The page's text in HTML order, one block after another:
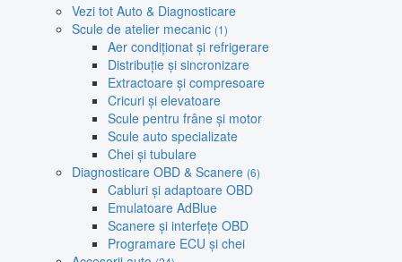
Vezi tot Auto & Diagnosticare
Scule de atelier mecanic (1)
Aer condiționat și refrigerare
Distribuție și sincronizare
Extractoare și compresoare
Cricuri și elevatoare
Scule pentru frâne și motor
Scule auto specializate
Chei și tubulare
Diagnosticare OBD & Scanere (6)
Cabluri și adaptoare OBD
Emulatoare AdBlue
Scanere și interfețe OBD
Programare ECU și chei